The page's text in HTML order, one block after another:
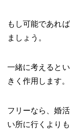
もし可能であれ
ましょう。
一緒に考えると
きく作用します。
フリーなら、婚
い所に行くより